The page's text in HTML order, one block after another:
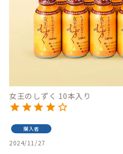
女王のしずく 10本入り
購入者
2024/11/27